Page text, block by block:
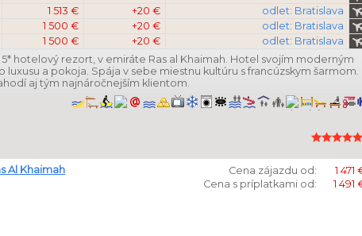
1 513 € +20 €
odlet: Bratislava
1 500 € +20 €
odlet: Bratislava
1 500 € +20 €
odlet: Bratislava
hotelový rezort, v emiráte Ras al Khaimah. Hotel svojím moderným
a pokoja. Spája v sebe miestnu kultúru s francúzskym šarmom.
aj tým najnáročnejším klientom.
Cena zájazdu od:
1 471
Cena s príplatkami od:
1 491
Al Khaimah